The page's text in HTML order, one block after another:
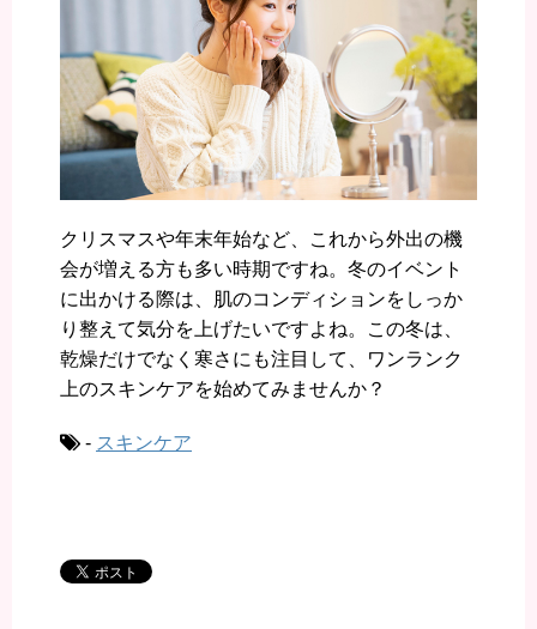
クリスマスや年末年始など、これから外出の機
会が増える方も多い時期ですね。冬のイベント
に出かける際は、肌のコンディションをしっか
り整えて気分を上げたいですよね。この冬は、
乾燥だけでなく寒さにも注目して、ワンランク
上のスキンケアを始めてみませんか？
- スキンケア